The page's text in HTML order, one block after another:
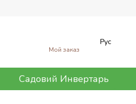
Мой заказ
Рус
Садовий Инвертарь